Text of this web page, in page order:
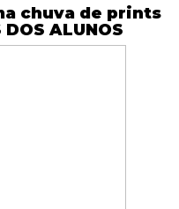
chuva de prints
ALUNOS